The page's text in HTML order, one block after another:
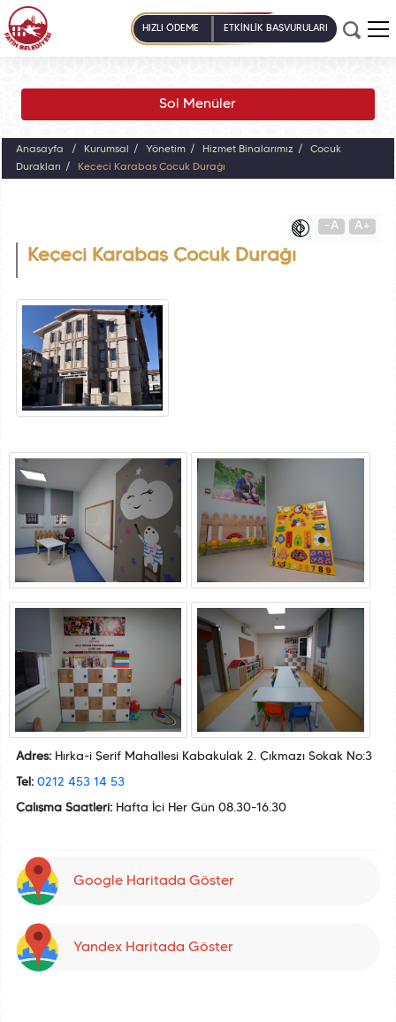
HIZLI ÖDEME ETKİNLİK BAŞVURULARI
Sol Menüler
Anasayfa Kurumsal Yönetim Hizmet Binalarımız
Çocuk
Durakları
Keçeci Karabaş Çocuk Durağı
-A A+
Keçeci Karabaş Çocuk Durağı
Adres:Hırka-i Şerif Mahallesi Kabakulak 2. Çıkmazı Sokak No:3
Tel: 0212 453 14 53
Çalışma Saatleri: Hafta İçi Her Gün 08.30-16.30
Google Haritada Göster
Yandex Haritada Göster